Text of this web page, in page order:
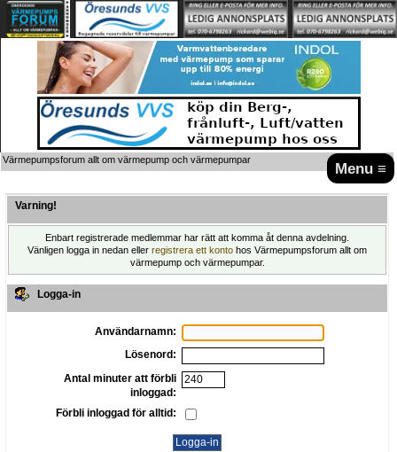
Menu ≡
Värmepumpsforum allt om värmepump och värmepumpar
Varning!
Enbart registrerade medlemmar har rätt att komma åt denna avdelning.
Vänligen logga in nedan eller registrera ett konto hos Värmepumpsforum allt om
värmepump och värmepumpar.
Logga-in
Användarnamn:
Lösenord:
Antal minuter att förbli
inloggad:
Förbli inloggad för alltid: